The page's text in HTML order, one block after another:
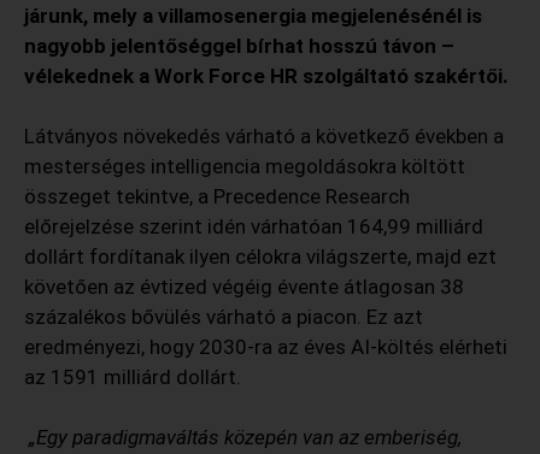
járunk, mely a villamosenergia megjelenésénél is
nagyobb jelentőséggel bírhat hosszú távon –
vélekednek a Work Force HR szolgáltató szakértői.
Látványos növekedés várható a következő években a
mesterséges intelligencia megoldásokra költött
összeget tekintve, a Precedence Research
előrejelzése szerint idén várhatóan 164,99 milliárd
dollárt fordítanak ilyen célokra világszerte, majd ezt
követően az évtized végéig évente átlagosan 38
százalékos bővülés várható a piacon. Ez azt
eredményezi, hogy 2030-ra az éves AI-költés elérheti
az 1591 milliárd dollárt.
„Egy paradigmaváltás közepén van az emberiség,